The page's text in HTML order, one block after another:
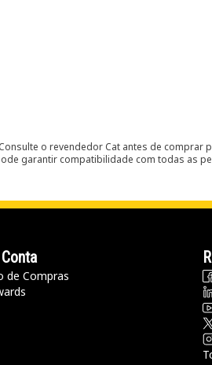
o revendedor Cat antes de comprar
garantir compatibilidade com todas as
de Compras